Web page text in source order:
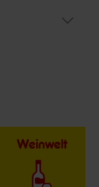
Weinwelt